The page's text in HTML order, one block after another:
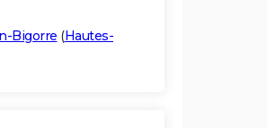
Bigorre (Hautes-